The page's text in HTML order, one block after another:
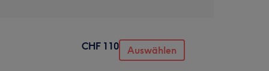
CHF 110 Auswählen